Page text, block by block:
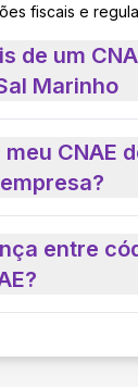
fiscais e
de um
Marinho
CNAE
entre